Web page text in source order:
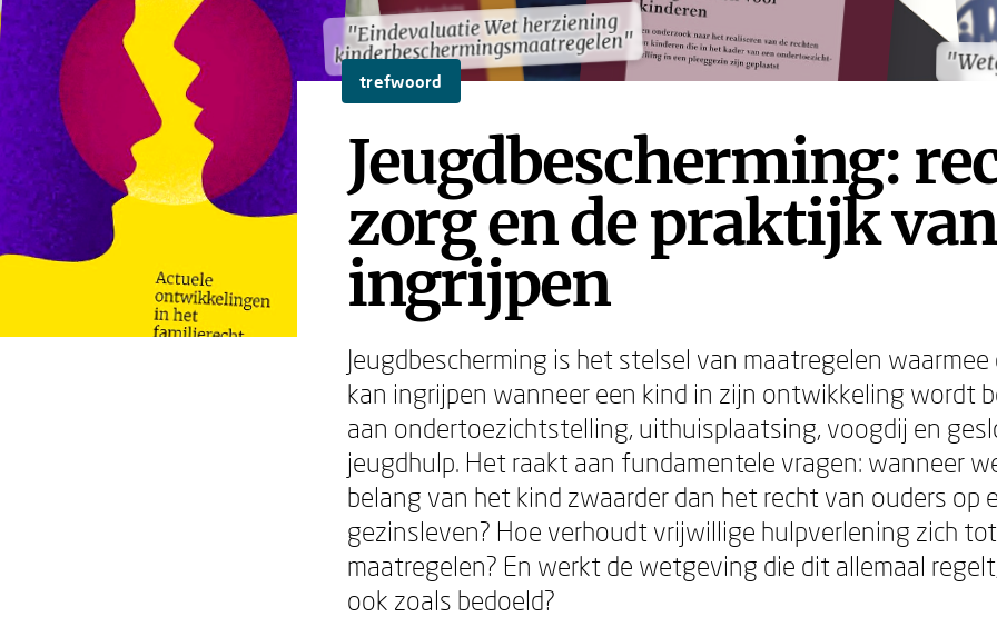
"Eindevaluatie Wet herziening
kinderbeschermingsmaatregelen"
"Eindevaluatie Wet herziening
kinderbeschermingsmaatregelen"
trefwoord
Jeugdbescherming:
zorg en de praktijk van
ingrijpen
Jeugdbescherming is het stelsel van maatregelen waarmee
kan ingrijpen wanneer een kind in zijn ontwikkeling wordt
aan ondertoezichtstelling, uithuisplaatsing, voogdij en
jeugdhulp. Het raakt aan fundamentele vragen: wanneer
belang van het kind zwaarder dan het recht van ouders op
gezinsleven? Hoe verhoudt vrijwillige hulpverlening zich
maatregelen? En werkt de wetgeving die dit allemaal
ook zoals bedoeld?